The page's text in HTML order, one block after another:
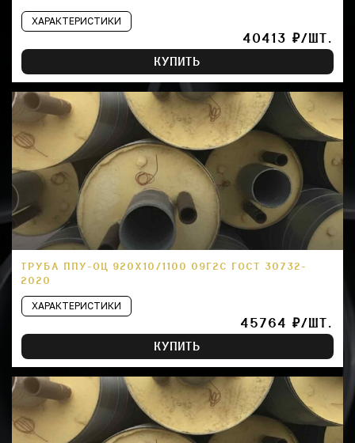
ХАРАКТЕРИСТИКИ
40413 ₽/ШТ.
КУПИТЬ
ТРУБА ППУ-ОЦ 920Х10/1100 09Г2С ГОСТ 30732-
2020
ХАРАКТЕРИСТИКИ
45764 ₽/ШТ.
КУПИТЬ